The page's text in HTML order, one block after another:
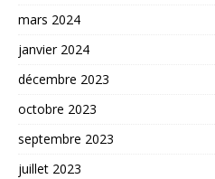
mars 2024
janvier 2024
décembre 2023
octobre 2023
septembre 2023
juillet 2023